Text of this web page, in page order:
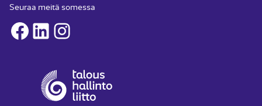
Seuraa meitä somessa
Facebook
LinkedInInstagram